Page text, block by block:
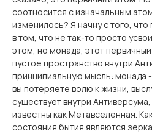
соотносится с изначальным
изменилось? Я начну с того,
в том, что не так-то просто
этом, но монада, этот
пустое пространство внутри
принципиальную мысль: монада
вы потеряете волю к жизни,
существует внутри
известны как Метавселенная.
состояния бытия являются